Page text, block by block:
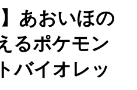
あおいほの
るポケモン
バイオレッ